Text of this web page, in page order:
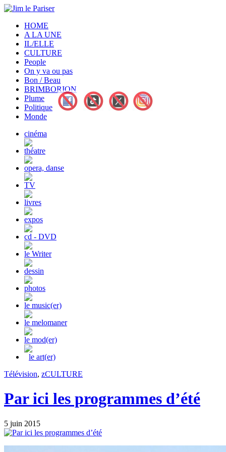
HOME
A LA UNE
IL/ELLE
CULTURE
People
On y va ou pas
Bon / Beau
BRIMBORION
Plume
Politique
Monde
cinéma
théatre
opera, danse
TV
livres
expos
cd - DVD
le Writer
dessin
photos
le music(er)
le melomaner
le mod(er)
le art(er)
Télévision, zCULTURE
Par ici les programmes d’été
5 juin 2015